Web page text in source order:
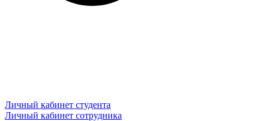
Личный кабинет студента
Личный кабинет сотрудника